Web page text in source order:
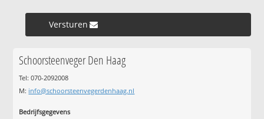
Versturen »
Schoorsteenveger Den Haag
Tel: 070-2092008
M: info@schoorsteenvegerdenhaag.nl
Bedrijfsgegevens